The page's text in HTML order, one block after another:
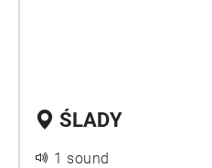
ŚLADY
1 sound